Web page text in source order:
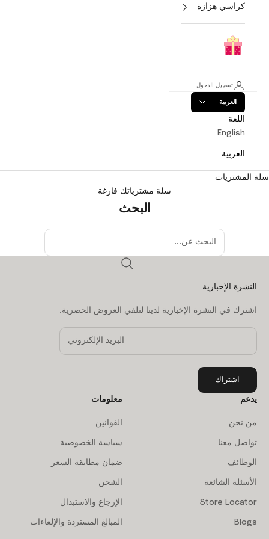
كراسي هزازة
تسجيل الدخول
العربية
اللغة
English
العربية
سلة المشتريات
سلة مشترياتك فارغة
البحث
النشرة الإخبارية
اشترك في النشرة الإخبارية لدينا لتلقي العروض الحصرية.
اشتراك
يدعم
من نحن
تواصل معنا
الوظائف
الأسئلة الشائعة
Store Locator
Blogs
معلومات
القوانين
سياسة الخصوصية
ضمان مطابقة السعر
الشحن
الإرجاع والاستبدال
المبالغ المستردة والإلغاءات